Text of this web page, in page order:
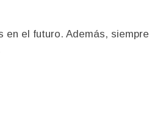
el futuro. Además, siempre